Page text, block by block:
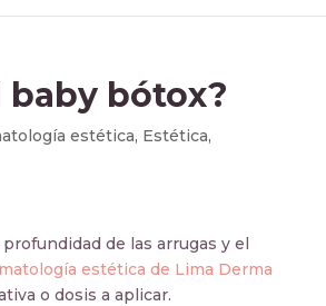
baby bótox?
estética, Estética,
de las arrugas y el
estética de Lima Derma
o dosis a aplicar.